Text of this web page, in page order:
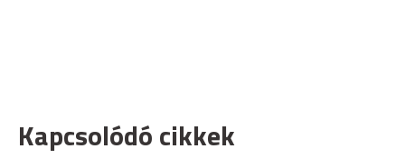
Kapcsolódó cikkek